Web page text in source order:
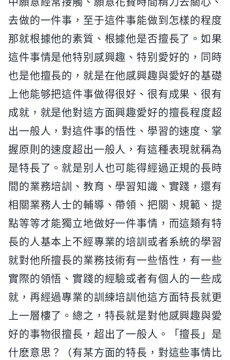
去做的一件事，至于這件事能做到怎樣的程度
那就根據他的素質、根據他是否擅長了。如果
這件事情是他特别感興趣、特别愛好的，同時
也是他擅長的，就是在他感興趣與愛好的基礎
上他能够把這件事做得很好、很有成果、很有
成就，就是他對這方面興趣愛好的擅長程度超
出一般人，對這件事的悟性、學習的速度、掌
握原則的速度超出一般人，有這種表現就稱為
是特長了。就是别人也可能得經過正規的長時
間的業務培訓、教育、學習知識、實踐，還有
相關業務人士的輔導、帶領、把關、規範、提
點等等才能獨立地做好一件事情，而這類有特
長的人基本上不經專業的培訓或者系統的學習
就對他所擅長的業務技術有一些悟性，有一些
實際的領悟、實踐的經驗或者有個人的一些成
就，再經過專業的訓練培訓他這方面特長就更
上一層樓了。總之，特長就是對他感興趣與愛
好的事物很擅長，超出了一般人。「擅長」是
什麽意思？（有某方面的特長，對這些事情比